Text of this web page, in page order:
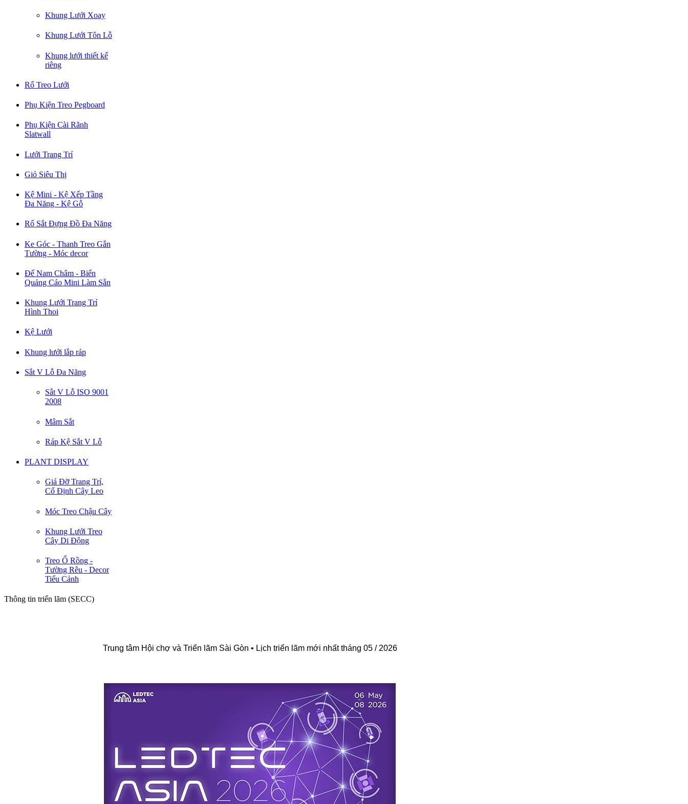
Khung Lưới Xoay
Khung Lưới Tôn Lỗ
Khung lưới thiết kế
riêng
Rổ Treo Lưới
Phụ Kiện Treo Pegboard
Phụ Kiện Cài Rãnh
Slatwall
Lưới Trang Trí
Giỏ Siêu Thị
Kệ Mini - Kệ Xếp Tầng
Đa Năng - Kệ Gỗ
Rổ Sắt Đựng Đồ Đa Năng
Ke Góc - Thanh Treo Gắn
Tường - Móc decor
Đế Nam Châm - Biển
Quảng Cáo Mini Làm Sẵn
Khung Lưới Trang Trí
Hình Thoi
Kệ Lưới
Khung lưới lắp ráp
Sắt V Lỗ Đa Năng
Sắt V Lỗ ISO 9001
2008
Mâm Sắt
Ráp Kệ Sắt V Lỗ
PLANT DISPLAY
Giá Đỡ Trang Trí,
Cố Định Cây Leo
Móc Treo Chậu Cây
Khung Lưới Treo
Cây Di Động
Treo Ổ Rồng -
Tường Rêu - Decor
Tiểu Cảnh
Thông tin triển lãm (SECC)
Trung tâm Hội chợ và Triển lãm Sài Gòn​​ • Lịch triển lãm mới nhất tháng 05 / 2026